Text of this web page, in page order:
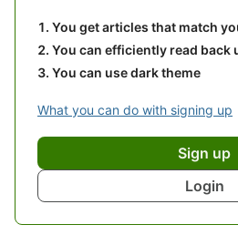
You get articles that match
You can efficiently read back
You can use dark theme
What you can do with signing up
Sign up
Login